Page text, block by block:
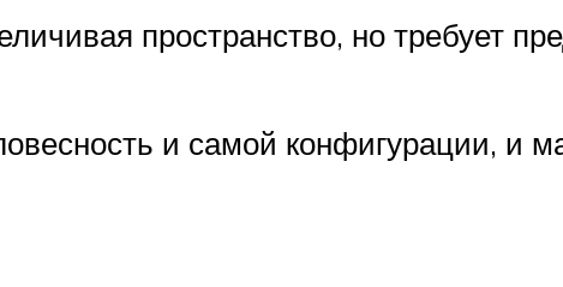
пространство, но требует
и самой конфигурации, и